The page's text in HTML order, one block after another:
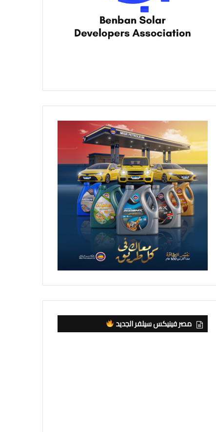
مصر فينيكس سيلفر الجديد